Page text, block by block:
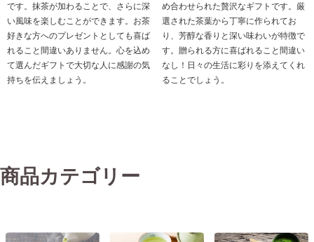
です。抹茶が加わることで、さらに深
い風味を楽しむことができます。お茶
好きな方へのプレゼントとしても喜ば
れること間違いありません。心を込め
て選んだギフトで大切な人に感謝の気
持ちを伝えましょう。
め合わせられた贅沢なギフトです。厳
選された茶葉から丁寧に作られてお
り、芳醇な香りと深い味わいが特徴で
す。贈られる方に喜ばれること間違い
なし！日々の生活に彩りを添えてくれ
ることでしょう。
商品カテゴリー